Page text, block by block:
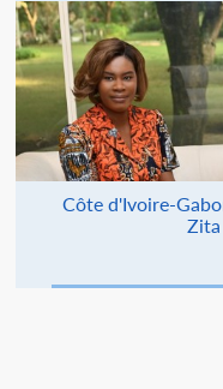
Côte d'Ivoire-
Zita